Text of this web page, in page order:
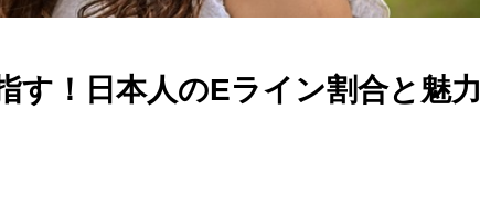
す！日本人のEライン割合と魅力